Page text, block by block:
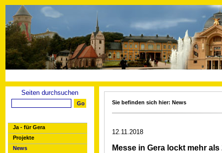
Seiten durchsuchen
Ja - für Gera
Projekte
News
Sie befinden sich hier: News
12.11.2018
Messe in Gera lockt mehr